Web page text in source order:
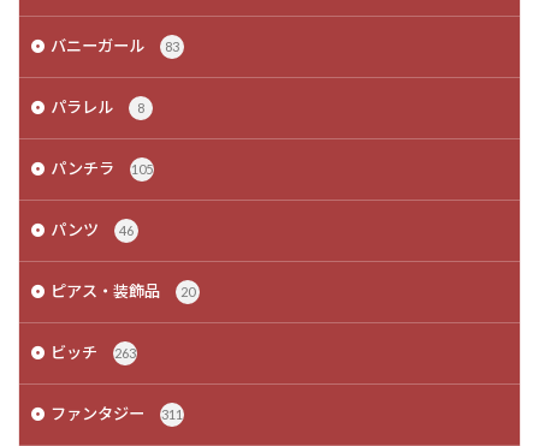
バニーガール 83
パラレル 8
パンチラ 105
パンツ 46
ピアス・装飾品 20
ビッチ 263
ファンタジー 311